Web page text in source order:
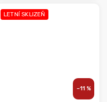
LETNÍ SKLIZEŇ
–11 %